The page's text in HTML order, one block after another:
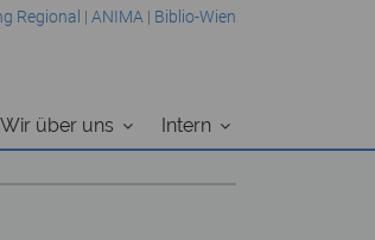
Regional | ANIMA | Biblio-Wien
Wir über uns Intern